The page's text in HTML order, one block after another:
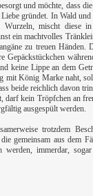
und möchte, dass
gründet. In Wald
Wurzeln, mischt diese
ein machtvolles
zu treuen Händen.
Gepäckstückchen
keine Lippe an dem
mit König Marke naht,
beide reichlich davon
darf kein Tröpfchen an
ausgespült werden.
trotzdem
gemeinsam aus dem
werden, immerdar,